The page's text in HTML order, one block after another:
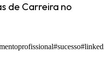
de Carreira no
#sucesso